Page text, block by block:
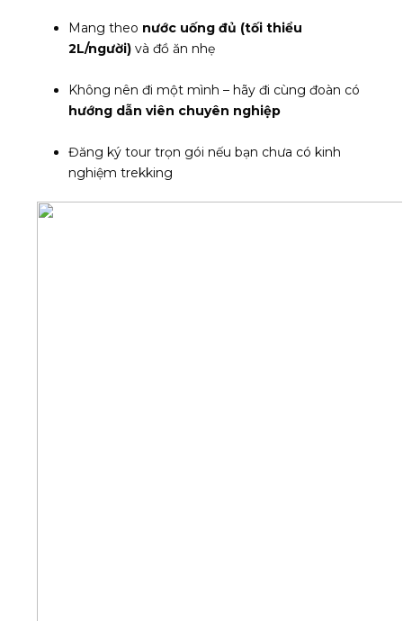
Mang theo nước uống đủ (tối thiểu
2L/người) và đồ ăn nhẹ
Không nên đi một mình – hãy đi cùng đoàn có
hướng dẫn viên chuyên nghiệp
Đăng ký tour trọn gói nếu bạn chưa có kinh
nghiệm trekking